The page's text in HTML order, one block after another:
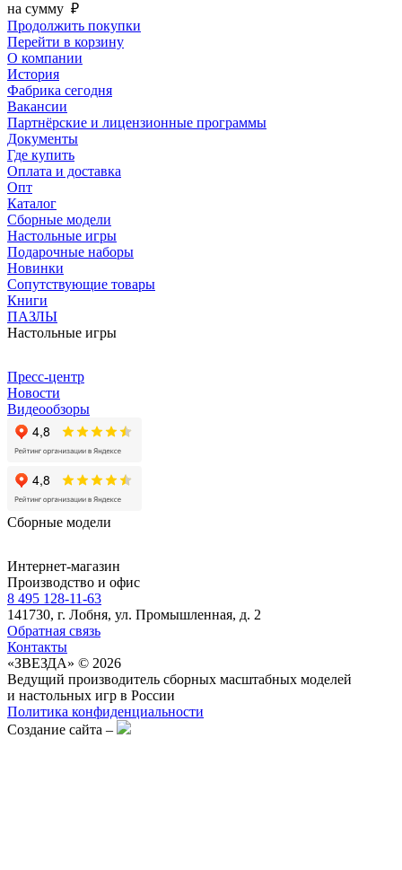
на сумму ₽
Продолжить покупки
Перейти в корзину
О компании
История
Фабрика сегодня
Вакансии
Партнёрские и лицензионные программы
Документы
Где купить
Оплата и доставка
Опт
Каталог
Сборные модели
Настольные игры
Подарочные наборы
Новинки
Сопутствующие товары
Книги
ПАЗЛЫ
Настольные игры
Пресс-центр
Новости
Видеообзоры
Сборные модели
Интернет-магазин
Производство и офис
8 495 128-11-63
141730, г. Лобня, ул. Промышленная, д. 2
Обратная связь
Контакты
«ЗВЕЗДА» © 2026
Ведущий производитель сборных масштабных моделей
и настольных игр в России
Политика конфиденциальности
Создание сайта –